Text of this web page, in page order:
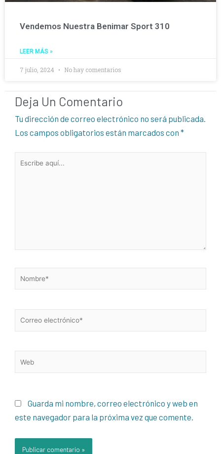
Vendemos Nuestra Benimar Sport 310
LEER MÁS »
7 julio, 2024 No hay comentarios
Deja Un Comentario
Tu dirección de correo electrónico no será publicada.
Los campos obligatorios están marcados con *
Escribe
Nombre*
Correo
electrónico*
Web
Guarda mi nombre, correo electrónico y web en
este navegador para la próxima vez que comente.